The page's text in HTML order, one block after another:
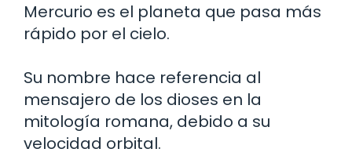
Mercurio es el planeta que pasa más
rápido por el cielo.
Su nombre hace referencia al
mensajero de los dioses en la
mitología romana, debido a su
velocidad orbital.